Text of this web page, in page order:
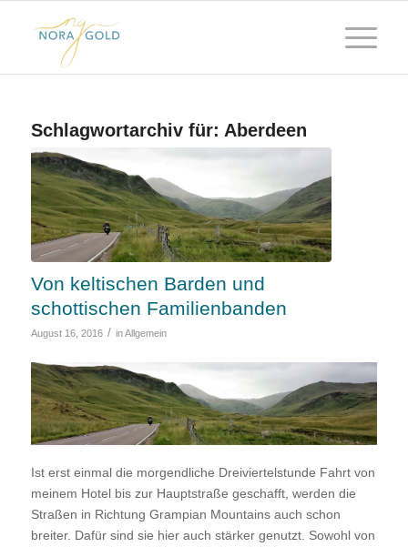
Schlagwortarchiv für: Aberdeen
Von keltischen Barden und
schottischen Familienbanden
August 16, 2016 / inAllgemein
Ist erst einmal die morgendliche Dreiviertelstunde Fahrt von
meinem Hotel bis zur Hauptstraße geschafft, werden die
Straßen in Richtung Grampian Mountains auch schon
breiter. Dafür sind sie hier auch stärker genutzt. Sowohl von